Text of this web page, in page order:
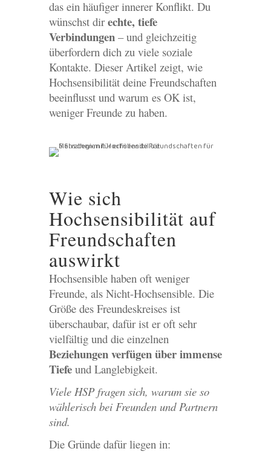
das ein häufiger innerer Konflikt. Du
wünschst direchte, tiefe
Verbindungen– und gleichzeitig
überfordern dich zu viele soziale
Kontakte. Dieser Artikel zeigt, wie
Hochsensibilität deine Freundschaften
beeinflusst und warum es OK ist,
weniger Freunde zu haben.
Wie sich
Hochsensibilität auf
Freundschaften
auswirkt
Hochsensible haben oft weniger
Freunde, als Nicht-Hochsensible. Die
Größe des Freundeskreises ist
überschaubar, dafür ist er oft sehr
vielfältig und die einzelnen
Beziehungen verfügen über immense
Tiefeund Langlebigkeit.
Viele HSP fragen sich, warum sie so
wählerisch bei Freunden und Partnern
sind.
Die Gründe dafür liegen in: